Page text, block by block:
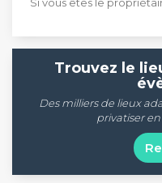
Trouvez le
Des milliers de lieux
privatiser